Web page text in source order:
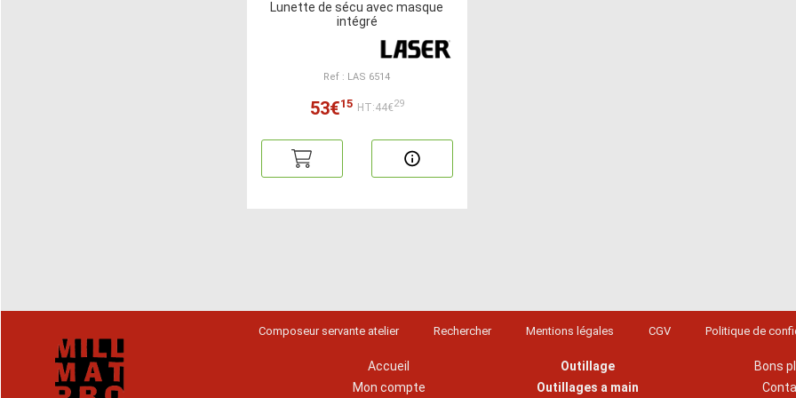
Lunette de sécu avec masque
intégré
Ref : LAS 6514
53€15 HT:44€29
Composeur servante atelier Rechercher Mentions légales CGV Politique de
Accueil
Mon compte
Outillage
Outillages a main
Bons